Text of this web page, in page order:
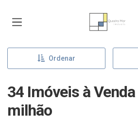
Página inicial
Ordenar
34 Imóveis à Venda
milhão